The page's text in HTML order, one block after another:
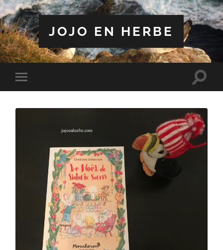
JOJO EN HERBE
Toggle
mobile
Toggle